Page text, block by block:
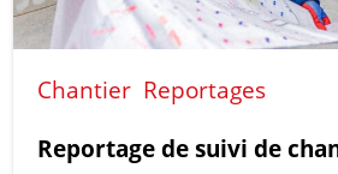
Chantier Reportages
Reportage de suivi de